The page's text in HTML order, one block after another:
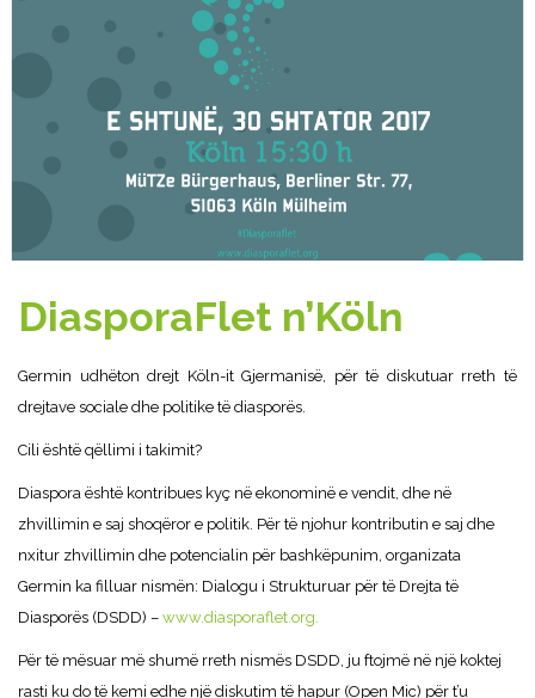
DiasporaFlet n’Köln
Germin udhëton drejt Köln-it Gjermanisë, për të diskutuar rreth të
drejtave sociale dhe politike të diasporës.
Cili është qëllimi i takimit?
Diaspora është kontribues kyç në ekonominë e vendit, dhe në
zhvillimin e saj shoqëror e politik. Për të njohur kontributin e saj dhe
nxitur zhvillimin dhe potencialin për bashkëpunim, organizata
Germin ka filluar nismën: Dialogu i Strukturuar për të Drejta të
Diasporës (DSDD) – www.diasporaflet.org.
Për të mësuar më shumë rreth nismës DSDD, ju ftojmë në një koktej
rasti ku do të kemi edhe një diskutim të hapur (Open Mic) për t’u